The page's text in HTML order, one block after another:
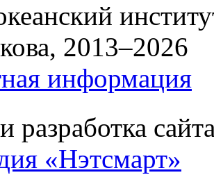
2013–2026
информация
разработка
«Нэтсмарт»